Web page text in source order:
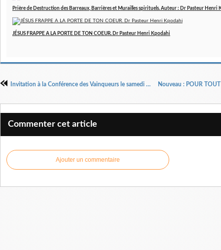
Prière de Destruction des Barreaux, Barrières et Murailles spirituels. Auteur : Dr Pasteur Henri
JÉSUS FRAPPE A LA PORTE DE TON COEUR. Dr Pasteur Henri Kpodahi
Invitation à la Conférence des Vainqueurs le samedi 25 mars 2017 à partir de 10 h 00
Commenter cet article
Ajouter un commentaire